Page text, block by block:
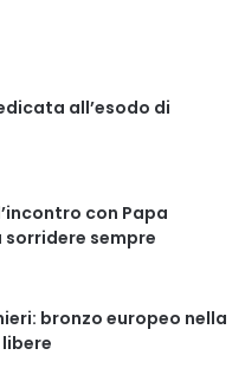
all’esodo di
con Papa
sorridere sempre
bronzo europeo nella